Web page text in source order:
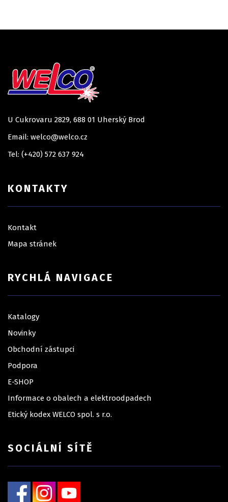
U Cukrovaru 2829, 688 01 Uherský Brod
Email: welco@welco.cz
Tel: (+420) 572 637 924
KONTAKTY
Kontakt
Mapa stránek
RYCHLÁ NAVIGACE
Katalogy
Novinky
Obchodní zástupci
Podpora
E-SHOP
Informace o obalech a elektroodpadech
Etický kodex WELCO spol. s r.o.
SOCIÁLNÍ SÍTĚ